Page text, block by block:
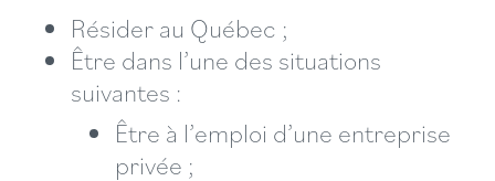
Résider au Québec ;
Être dans l’une des situations
suivantes :
Être à l’emploi d’une entreprise
privée ;